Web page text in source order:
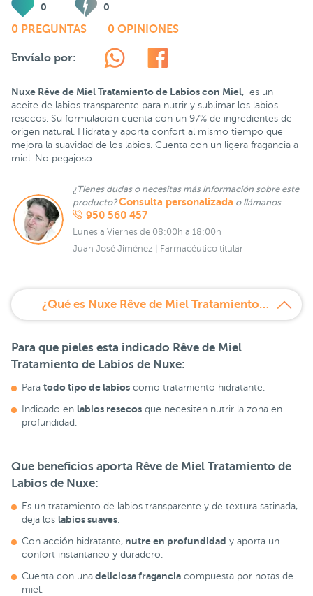
0 0
0 PREGUNTAS 0 OPINIONES
Envíalo por:
Nuxe Rêve de Miel Tratamiento de Labios con Miel, es un
aceite de labios transparente para nutrir y sublimar los labios
resecos. Su formulación cuenta con un 97% de ingredientes de
origen natural. Hidrata y aporta confort al mismo tiempo que
mejora la suavidad de los labios. Cuenta con un ligera fragancia a
miel. No pegajoso.
¿Tienes dudas o necesitas más información sobre este
producto?Consulta personalizada o llámanos
950 560 457
Lunes a Viernes de 08:00h a 18:00h
Juan José Jiménez | Farmacéutico titular
¿Qué es Nuxe Rêve de Miel Tratamiento de Labios con Miel?
Para que pieles esta indicado Rêve de Miel
Tratamiento de Labios de Nuxe:
Para todo tipo de labios como tratamiento hidratante.
Indicado en labios resecos que necesiten nutrir la zona en
profundidad.
Que beneficios aporta Rêve de Miel Tratamiento de
Labios de Nuxe:
Es un tratamiento de labios transparente y de textura satinada,
deja los labios suaves.
Con acción hidratante, nutre en profundidad y aporta un
confort instantaneo y duradero.
Cuenta con una deliciosa fragancia compuesta por notas de
miel.